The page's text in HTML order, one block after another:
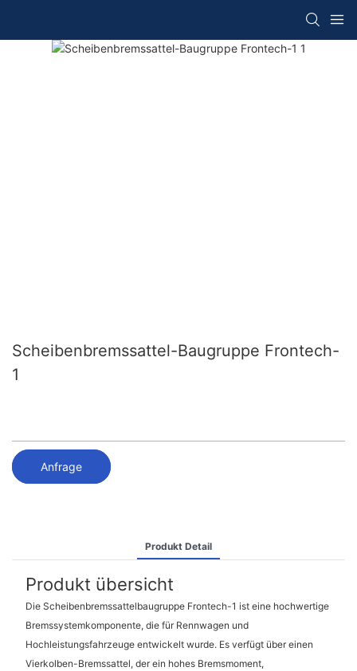
Scheibenbremssattel-Baugruppe Frontech-
1
Anfrage
Produkt Detail
Produkt übersicht
Die Scheibenbremssattelbaugruppe Frontech-1 ist eine hochwertige
Bremssystemkomponente, die für Rennwagen und
Hochleistungsfahrzeuge entwickelt wurde. Es verfügt über einen
Vierkolben-Bremssattel, der ein hohes Bremsmoment,